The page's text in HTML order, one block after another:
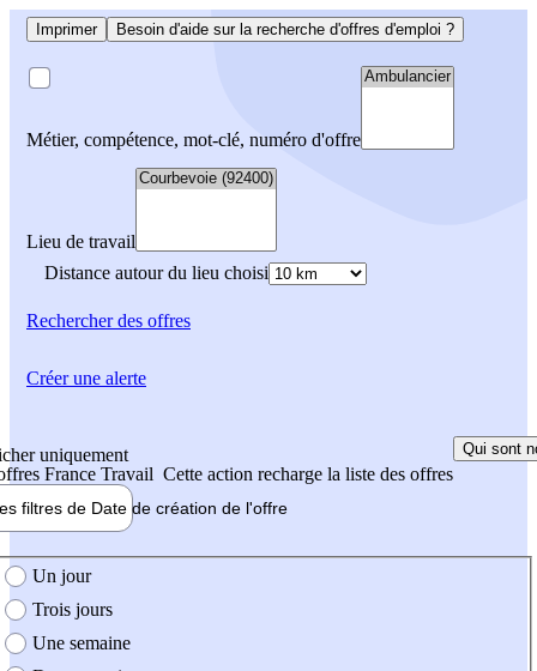
Imprimer Besoin d'aide sur la recherche d'offres d'emploi ?
Métier, compétence, mot-clé, numéro d'offre
Lieu de travail
Distance autour du lieu choisi
Rechercherdes offres
uniquement
France Travail Cette action recharge la liste des offres
Qui sont
filtres de Date de création de l'offre
création de l'offre
Un jour
Trois jours
Une semaine
Créer une alerte